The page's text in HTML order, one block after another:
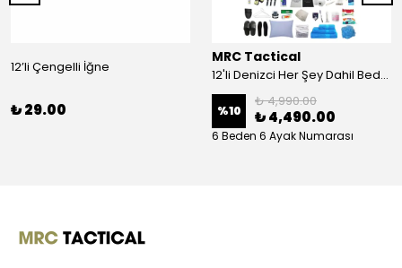
12’li Çengelli İğne
₺ 29.00
MRC Tactical
12'li Denizci Her Şey Dahil Bedelli Askerlik Seti
%10
₺ 4,990.00
₺ 4,490.00
6 Beden 6 Ayak Numarası